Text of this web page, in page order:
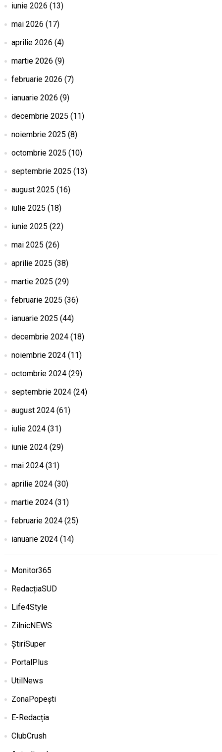
iunie 2026 (13)
mai 2026 (17)
aprilie 2026 (4)
martie 2026 (9)
februarie 2026 (7)
ianuarie 2026 (9)
decembrie 2025 (11)
noiembrie 2025 (8)
octombrie 2025 (10)
septembrie 2025 (13)
august 2025 (16)
iulie 2025 (18)
iunie 2025 (22)
mai 2025 (26)
aprilie 2025 (38)
martie 2025 (29)
februarie 2025 (36)
ianuarie 2025 (44)
decembrie 2024(18)
noiembrie 2024(11)
octombrie 2024(29)
septembrie 2024(24)
august 2024(61)
iulie 2024(31)
iunie 2024(29)
mai 2024(31)
aprilie 2024(30)
martie 2024(31)
februarie 2024(25)
ianuarie 2024(14)
Monitor365
RedacțiaSUD
Life4Style
ZilnicNEWS
ȘtiriSuper
PortalPlus
UtilNews
ZonaPopești
E-Redacția
ClubCrush